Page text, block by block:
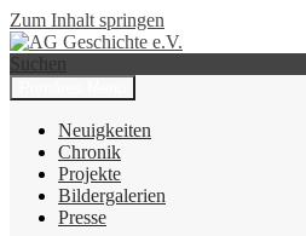
Zum Inhalt springen
AG Geschichte e.V.
Suchen
Neuigkeiten
Chronik
Projekte
Bildergalerien
Presse